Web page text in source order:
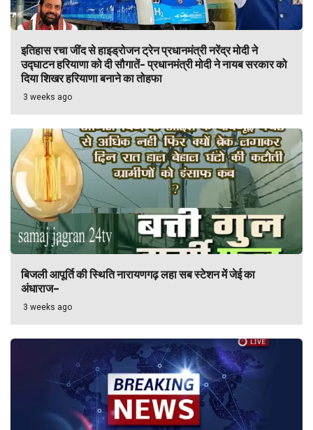
इतिहास रचा जींद से हाइड्रोजन ट्रेन प्रधानमंत्री नरेंद्र मोदी ने
उद्घाटन हरियाणा को दी सौगातें- प्रधानमंत्री मोदी ने नायब सरकार को
दिया शिखर हरियाणा बनाने का तोहफा
3 weeks ago
बिजली आपूर्ति की स्थिति नारायणगढ़ लहा सब स्टेशन में जेई का
अंधाराज–
3 weeks ago